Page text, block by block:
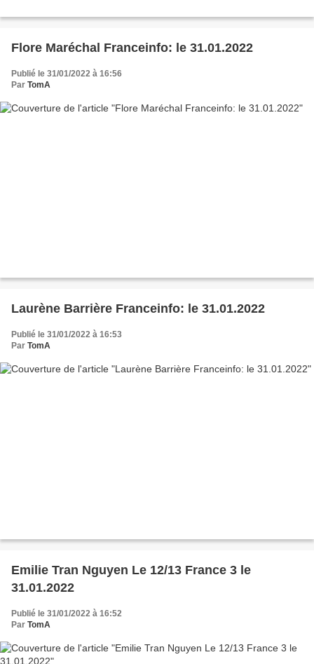
Flore Maréchal Franceinfo: le 31.01.2022
Publié le 31/01/2022 à 16:56
Par TomA
Laurène Barrière Franceinfo: le 31.01.2022
Publié le 31/01/2022 à 16:53
Par TomA
Emilie Tran Nguyen Le 12/13 France 3 le
31.01.2022
Publié le 31/01/2022 à 16:52
Par TomA